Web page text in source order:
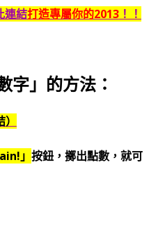
連結打造專屬你的2013！！
字」的方法：
」 按鈕，擲出點數，就可